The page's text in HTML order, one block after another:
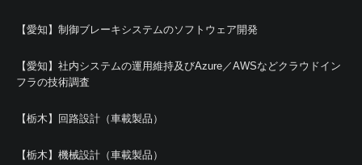
【愛知】制御ブレーキシステムのソフトウェア開発
【愛知】社内システムの運用維持及びAzure／AWSなどクラウドイン
フラの技術調査
【栃木】回路設計（車載製品）
【栃木】機械設計（車載製品）